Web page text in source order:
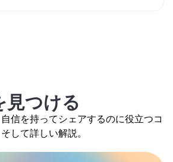
て色の選択を一貫させることで、視
単に追跡できます。
は、明確なビジュアルと重要な被写
ペースがあるビデオを使用してくだ
またはごちゃごちゃした映像は、描
能性があるため、シンプルな注釈と
が、そのような状況で最も効果的で
見つける
信を持ってシェアするのに役立つコ
して詳しい解説。